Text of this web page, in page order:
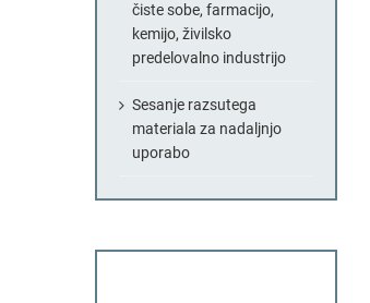
čiste sobe, farmacijo,
kemijo, živilsko
predelovalno industrijo
Sesanje razsutega
materiala za nadaljnjo
uporabo